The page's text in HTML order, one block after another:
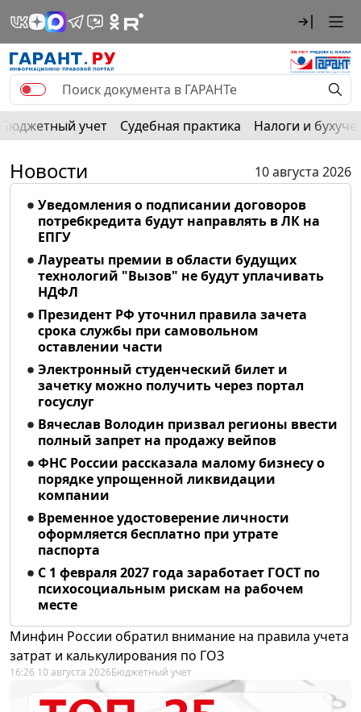
Бюджетный учет Судебная практика Налоги и
Новости
10 августа 2026
Уведомления о подписании договоров
потребкредита будут направлять в ЛК на
ЕПГУ
Лауреаты премии в области будущих
технологий "Вызов" не будут уплачивать
НДФЛ
Президент РФ уточнил правила зачета
срока службы при самовольном
оставлении части
Электронный студенческий билет и
зачетку можно получить через портал
госуслуг
Вячеслав Володин призвал регионы ввести
полный запрет на продажу вейпов
ФНС России рассказала малому бизнесу о
порядке упрощенной ликвидации
компании
Временное удостоверение личности
оформляется бесплатно при утрате
паспорта
С 1 февраля 2027 года заработает ГОСТ по
психосоциальным рискам на рабочем
месте
Минфин России обратил внимание на правила учета
затрат и калькулирования по ГОЗ
16:26 10 августа 2026Бюджетный учет